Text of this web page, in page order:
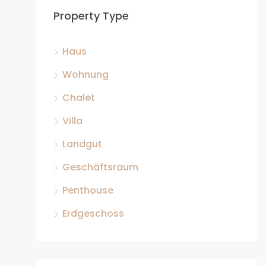
Property Type
Haus
Wohnung
Chalet
Villa
Landgut
Geschäftsraum
Penthouse
Erdgeschoss